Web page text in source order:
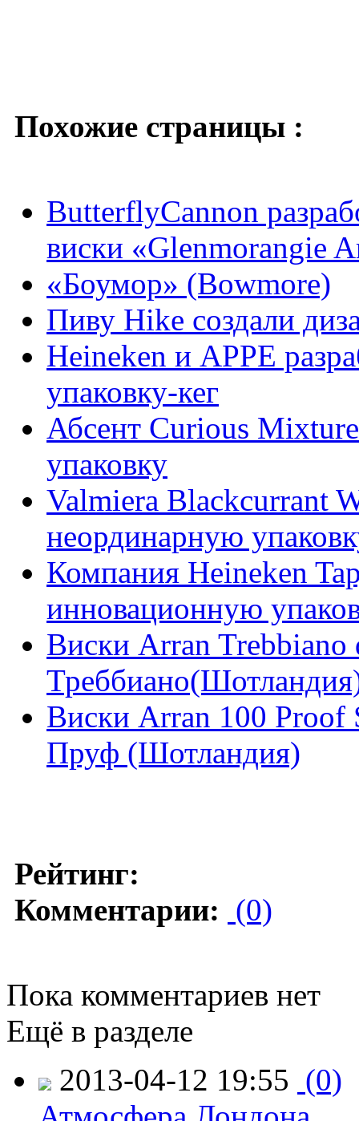
Похожие страницы :
ButterflyCannon
виски «Glenmorangie
«Боумор» (Bowmore)
Пиву Hike создали
Heineken и APPE
упаковку-кег
Абсент Curious
упаковку
Valmiera Blackcurrant
неординарную
Компания Heineken
инновационную
Виски Arran
Виски Arran 100
Пруф (Шотландия)
Рейтинг:
Комментарии: (0)
Пока комментариев нет
Ещё в разделе
2013-04-12 19:55 (0)